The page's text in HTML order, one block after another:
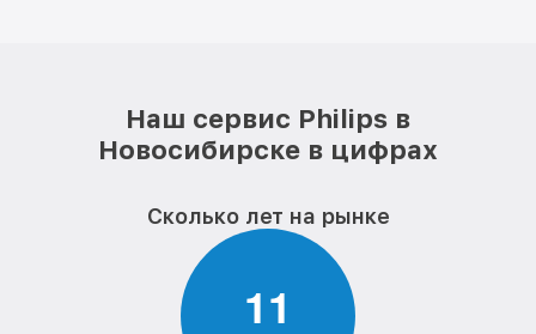
Наш сервис Philips в
Новосибирске в цифрах
Сколько лет на рынке
11